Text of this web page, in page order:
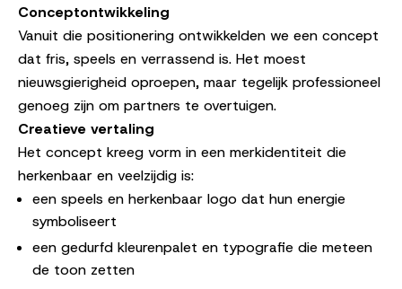
Conceptontwikkeling
Vanuit die positionering ontwikkelden we een concept
dat fris, speels en verrassend is. Het moest
nieuwsgierigheid oproepen, maar tegelijk professioneel
genoeg zijn om partners te overtuigen.
Creatieve vertaling
Het concept kreeg vorm in een merkidentiteit die
herkenbaar en veelzijdig is:
een speels en herkenbaar logo dat hun energie
symboliseert
een gedurfd kleurenpalet en typografie die meteen
de toon zetten